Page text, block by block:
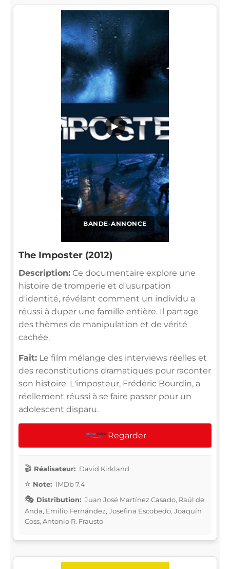
BANDE-ANNONCE
▶
The Imposter (2012)
Description: Ce documentaire explore une
histoire de tromperie et d'usurpation
d'identité, révélant comment un individu a
réussi à duper une famille entière. Il partage
des thèmes de manipulation et de vérité
cachée.
Fait: Le film mélange des interviews réelles et
des reconstitutions dramatiques pour raconter
son histoire. L'imposteur, Frédéric Bourdin, a
réellement réussi à se faire passer pour un
adolescent disparu.
Regarder
Réalisateur: David Kirkland
Note: IMDb 7.4
Distribution: Juan José Martínez Casado, Raúl de
Anda, Emilio Fernández, Josefina Escobedo, Joaquín
Coss, Antonio R. Frausto